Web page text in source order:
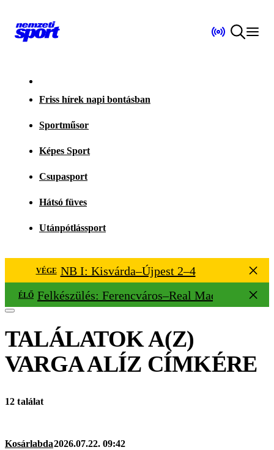
Friss hírek napi bontásban
Sportműsor
Képes Sport
Csupasport
Hátsó füves
Utánpótlássport
VÉGE NB I: Kisvárda–Újpest 2–4
ÉLŐ Felkészülés: Ferencváros–Real Madrid 1–2
TALÁLATOK A(Z)
VARGA ALÍZ CÍMKÉRE
12 találat
Kosárlabda2026.07.22. 09:42